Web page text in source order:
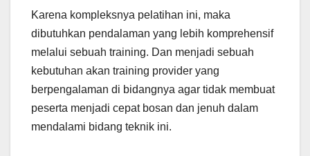
Karena kompleksnya pelatihan ini, maka
dibutuhkan pendalaman yang lebih komprehensif
melalui sebuah training. Dan menjadi sebuah
kebutuhan akan training provider yang
berpengalaman di bidangnya agar tidak membuat
peserta menjadi cepat bosan dan jenuh dalam
mendalami bidang teknik ini.